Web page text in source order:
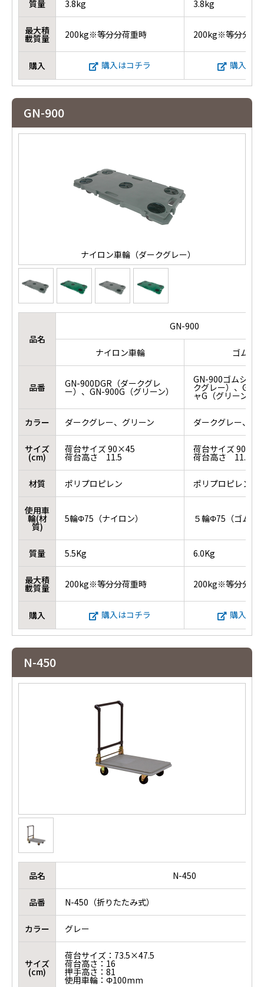
質量 3.8kg 3.8kg
最大積
載質量 200kg※等分分荷重時 200kg※等分分荷
購入 購入はコチラ 購入は
GN-900
ナイロン車輪（ダークグレー）
品名
GN-900
ナイロン車輪 ゴム車
品番 GN-900DGR（ダークグレ
ー）、GN-900G（グリーン）
GN-900ゴムシャ
クグレー）、GN-
ャG（グリーン）
カラー ダークグレー、グリーン ダークグレー、グ
サイズ
(cm)
荷台サイズ 90×45
荷台高さ 11.5
荷台サイズ 90×45
荷台高さ 11.5
材質 ポリプロピレン ポリプロピレン
使用車
輪(材
質)
5輪Φ75（ナイロン） ５輪Φ75（ゴム）
質量 5.5Kg 6.0Kg
最大積
載質量 200kg※等分分荷重時 200kg※等分分荷
購入 購入はコチラ 購入は
N-450
品名 N-450
品番 N-450（折りたたみ式）
カラー グレー
サイズ
(cm)
荷台サイズ：73.5×47.5
荷台高さ：16
押手高さ：81
使用車輪：Φ100mm